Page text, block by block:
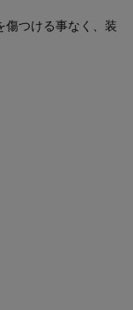
傷つける事なく、装